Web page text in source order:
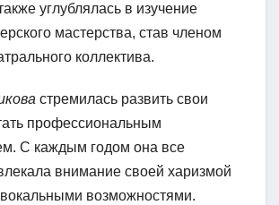
углублялась в изучение
мастерства, став членом
коллектива.
стремилась развить свои
профессиональным
С каждым годом она все
внимание своей харизмой
возможностями.